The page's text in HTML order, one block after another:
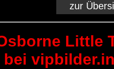
zur
Little
bei